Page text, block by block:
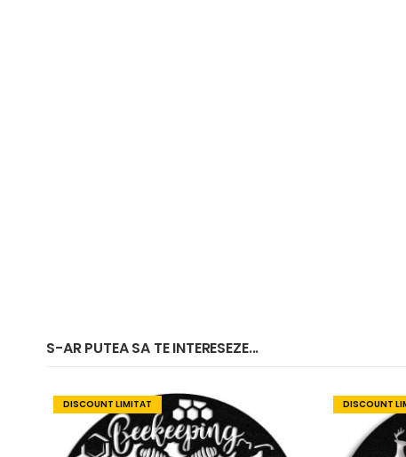
S-AR PUTEA SA TE INTERESEZE...
DISCOUNT LIMITAT DISCOUNT